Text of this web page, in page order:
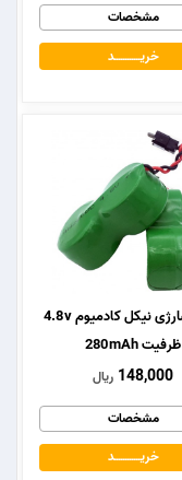
مشخصات
خریــــــــــــد
باتری شارژی نیکل کادمیوم 4.8v
ظرفیت 280mAh
148,000 ریال
مشخصات
خریــــــــــــد